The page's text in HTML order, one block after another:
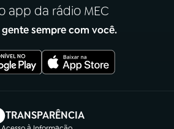
app da rádio MEC
gente sempre com você.
TRANSPARÊNCIA
(abre em nova aba)